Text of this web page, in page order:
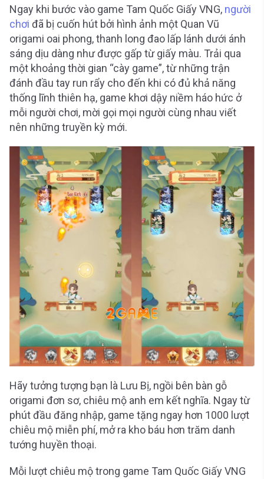
Ngay khi bước vào game Tam Quốc Giấy VNG, người
chơi đã bị cuốn hút bởi hình ảnh một Quan Vũ
origami oai phong, thanh long đao lấp lánh dưới ánh
sáng dịu dàng như được gấp từ giấy màu. Trải qua
một khoảng thời gian “cày game”, từ những trận
đánh đầu tay run rẩy cho đến khi có đủ khả năng
thống lĩnh thiên hạ, game khơi dậy niềm háo hức ở
mỗi người chơi, mời gọi mọi người cùng nhau viết
nên những truyền kỳ mới.
Hãy tưởng tượng bạn là Lưu Bị, ngồi bên bàn gỗ
origami đơn sơ, chiêu mộ anh em kết nghĩa. Ngay từ
phút đầu đăng nhập, game tặng ngay hơn 1000 lượt
chiêu mộ miễn phí, mở ra kho báu hơn trăm danh
tướng huyền thoại.
Mỗi lượt chiêu mộ trong game Tam Quốc Giấy VNG